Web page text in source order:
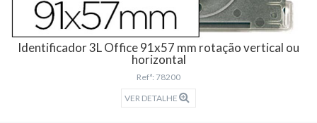
Identificador 3L Office 91x57 mm rotação vertical ou
horizontal
Refª: 78200
VER DETALHE